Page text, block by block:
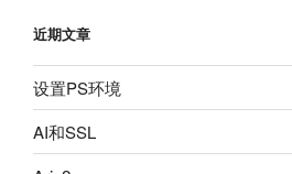
近期文章
设置PS环境
AI和SSL